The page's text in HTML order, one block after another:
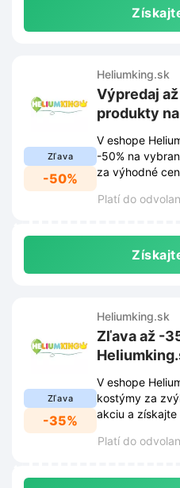
Zľava
-50%
Heliumking.sk
Výpredaj
produkty
V eshope
-50% na
za výhodné
Platí do
Zľava
-35%
Heliumking.sk
Zľava až -
V eshope
kostýmy za
akciu a
Platí do